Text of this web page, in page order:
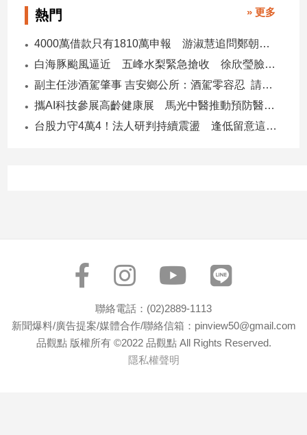
熱門 » 更多
4000萬借款只有1810萬申報 游淑慧追問鄭朝方：2190萬差額去哪了
白海豚颱風逼近 五峰水梨緊急搶收 徐欣瑩臉書急呼「搶救五峰水梨」
副主任涉酒駕肇事 吉安鄉公所：酒駕零容忍 請辭獲准
攜AI科技參展高齡健康展 馬光中醫推動預防醫學迎接長壽新經濟
台股力守4萬4！法人研判持續震盪 逢低留意這些族群
聯絡電話：(02)2889-1113
新聞爆料/廣告提案/媒體合作/聯絡信箱：pinview50@gmail.com
品觀點 版權所有 ©2022 品觀點 All Rights Reserved.
隱私權聲明